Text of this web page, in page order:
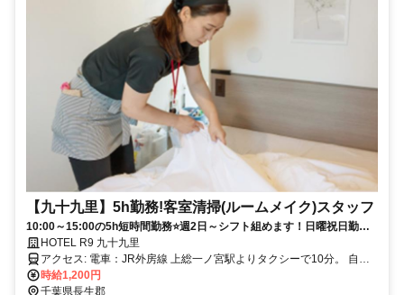
【九十九里】5h勤務!客室清掃(ルームメイク)スタッフ
10:00～15:00の5h短時間勤務⭐週2日～シフト組めます！日曜祝日勤務
可能者優先採用⭐コンテナ型ホテルで裏方の客室清掃として働こう
HOTEL R9 九十九里
アクセス: 電車：JR外房線 上総一ノ宮駅よりタクシーで10分。 自動
車：東金九十九里有料道路 真亀ICより13分。 ※駐車場完備(車・バイ
ク通勤OK)
時給1,200円
千葉県長生郡